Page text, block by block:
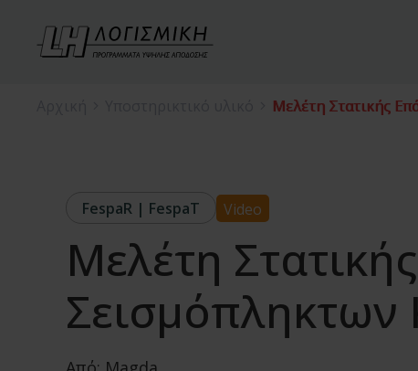
Μελέτη Στατικής
FespaR | FespaT Video
Μελέτη
Σεισμόπληκτων